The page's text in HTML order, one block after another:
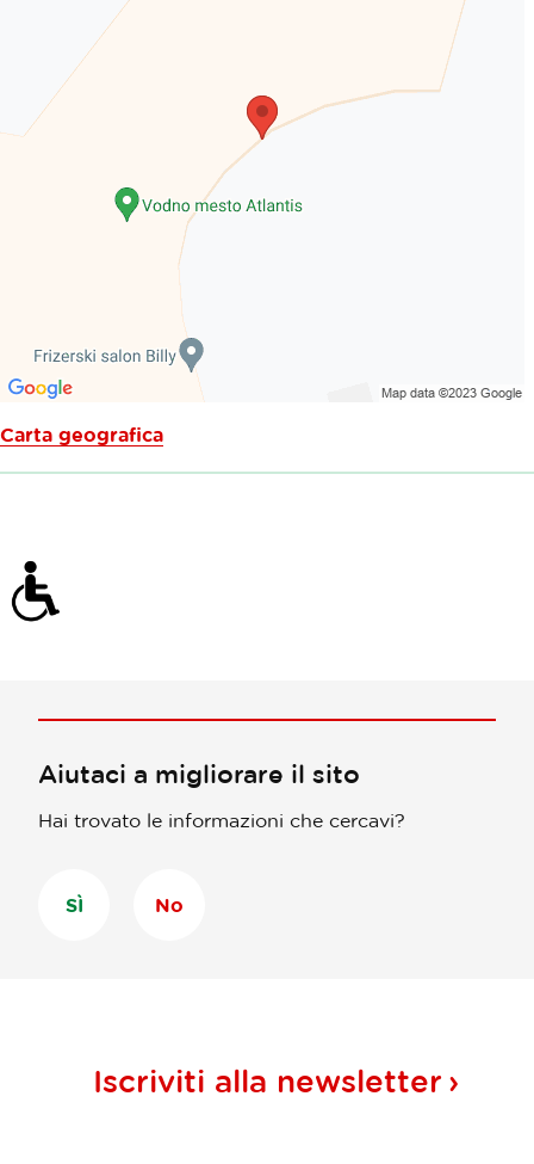
Carta geografica
Aiutaci a migliorare il sito
Hai trovato le informazioni che cercavi?
SÌ No
Iscriviti alla newsletter